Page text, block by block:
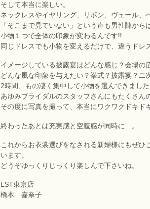
そして本当に楽しい。
ネックレスやイヤリング、リボン、ヴェール、
「そこまで見ていない」という声も男性陣か
小物１つで全体の印象が変わるんです!!
同じドレスでも小物を変えるだけで、違うドレ
イメージしている披露宴はどんな感じ？会場の
どんな風な印象を与えたい？挙式？披露宴？二
2時間、もの凄く集中して小物を選んできました
あゆみブライダルのスタッフさんにもたくさん
その度に写真を撮って、本当にワクワクドキド
終わったあとは充実感と空腹感が同時に…。
これからお衣裳選びをなされる新婦様にもぜひ
います。
どうぞゆっくりじっくり楽しんで下さいね。
LST東京店
橋本 嘉奈子